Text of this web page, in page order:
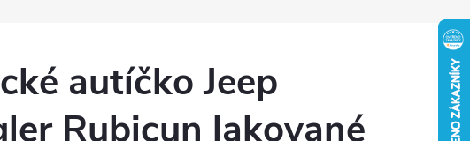
autíčko Jeep
Rubicun lakované